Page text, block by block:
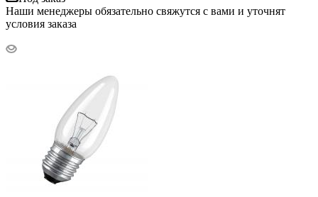
Наши менеджеры обязательно свяжутся с вами и уточнят
условия заказа